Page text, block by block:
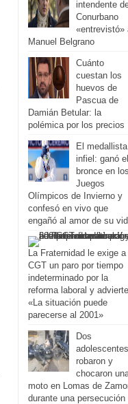
intendente
Conurbano
«entrevistó»
Manuel Belgrano
Cuánto
cuestan los
huevos de
Pascua de
Damián Betular: la
polémica por los precios
El medallista
infiel: ganó el
bronce en los
Juegos
Olímpicos de Invierno y
confesó en vivo que
engañó al amor de su
La Fraternidad le exige a
CGT un paro por tiempo
indeterminado por la
reforma laboral y
«La situación puede
parecerse al 2001»
Dos
adolescentes
robaron y
chocaron
moto en Lomas de
durante una persecución